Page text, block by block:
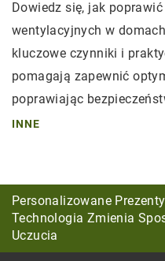
Dowiedz się, jak
wentylacyjnych w
kluczowe czynniki i
pomagają zapewnić
poprawiając
INNE
Jak wybrać idealną
na chłodniejsze dni?
Personalizowane
Technologia Zmienia
Uczucia
Jak wybrać odpowiednią
do swojego biznesu?